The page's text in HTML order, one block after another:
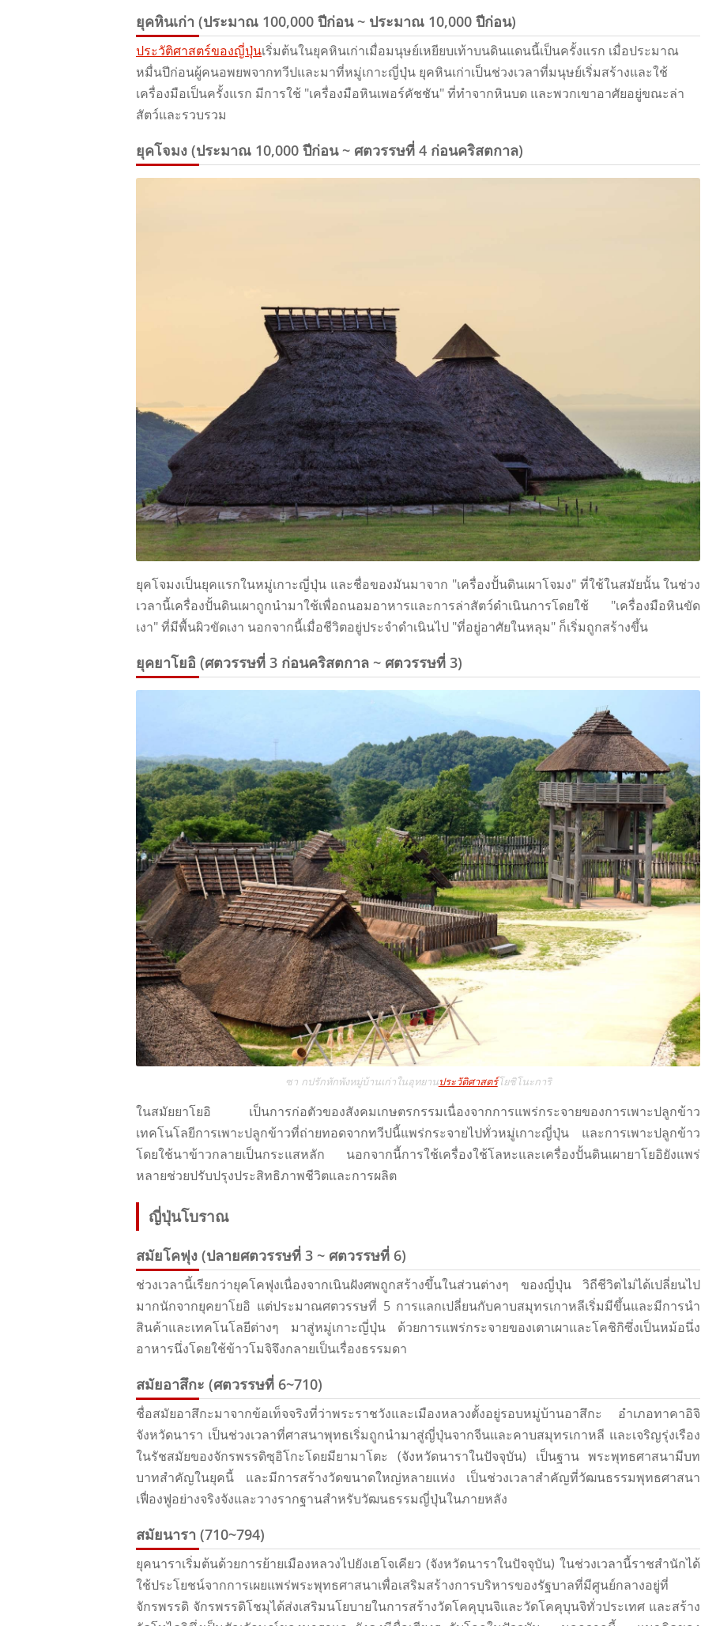
ยุคหินเก่า (ประมาณ 100,000 ปีก่อน ~ ประมาณ 10,000 ปีก่อน)
ประวัติศาสตร์ของญี่ปุ่นเริ่มต้นในยุคหินเก่าเมื่อมนุษย์เหยียบเท้าบนดินแดนนี้เป็นครั้งแรก เมื่อประมาณ
หมื่นปีก่อนผู้คนอพยพจากทวีปและมาที่หมู่เกาะญี่ปุ่น ยุคหินเก่าเป็นช่วงเวลาที่มนุษย์เริ่มสร้างและใช้
เครื่องมือเป็นครั้งแรก มีการใช้ "เครื่องมือหินเพอร์คัชชัน" ที่ทําจากหินบด และพวกเขาอาศัยอยู่ขณะล่า
สัตว์และรวบรวม
ยุคโจมง (ประมาณ 10,000 ปีก่อน ~ ศตวรรษที่ 4 ก่อนคริสตกาล)
ยุคโจมงเป็นยุคแรกในหมู่เกาะญี่ปุ่น และชื่อของมันมาจาก "เครื่องปั้นดินเผาโจมง" ที่ใช้ในสมัยนั้น ในช่วง
เวลานี้เครื่องปั้นดินเผาถูกนํามาใช้เพื่อถนอมอาหารและการล่าสัตว์ดําเนินการโดยใช้ "เครื่องมือหินขัด
เงา" ที่มีพื้นผิวขัดเงา นอกจากนี้เมื่อชีวิตอยู่ประจําดําเนินไป "ที่อยู่อาศัยในหลุม" ก็เริ่มถูกสร้างขึ้น
ยุคยาโยอิ (ศตวรรษที่ 3 ก่อนคริสตกาล ~ ศตวรรษที่ 3)
ซา กปรักหักพังหมู่บ้านเก่าในอุทยานประวัติศาสตร์โยชิโนะการิ
ในสมัยยาโยอิ เป็นการก่อตัวของสังคมเกษตรกรรมเนื่องจากการแพร่กระจายของการเพาะปลูกข้าว
เทคโนโลยีการเพาะปลูกข้าวที่ถ่ายทอดจากทวีปนี้แพร่กระจายไปทั่วหมู่เกาะญี่ปุ่น และการเพาะปลูกข้าว
โดยใช้นาข้าวกลายเป็นกระแสหลัก นอกจากนี้การใช้เครื่องใช้โลหะและเครื่องปั้นดินเผายาโยอิยังแพร่
หลายช่วยปรับปรุงประสิทธิภาพชีวิตและการผลิต
ญี่ปุ่นโบราณ
สมัยโคฟุง (ปลายศตวรรษที่ 3 ~ ศตวรรษที่ 6)
ช่วงเวลานี้เรียกว่ายุคโคฟุงเนื่องจากเนินฝังศพถูกสร้างขึ้นในส่วนต่างๆ ของญี่ปุ่น วิถีชีวิตไม่ได้เปลี่ยนไป
มากนักจากยุคยาโยอิ แต่ประมาณศตวรรษที่ 5 การแลกเปลี่ยนกับคาบสมุทรเกาหลีเริ่มมีขึ้นและมีการนํา
สินค้าและเทคโนโลยีต่างๆ มาสู่หมู่เกาะญี่ปุ่น ด้วยการแพร่กระจายของเตาเผาและโคชิกิซึ่งเป็นหม้อนึ่ง
อาหารนึ่งโดยใช้ข้าวโมจิจึงกลายเป็นเรื่องธรรมดา
สมัยอาสึกะ (ศตวรรษที่ 6~710)
ชื่อสมัยอาสึกะมาจากข้อเท็จจริงที่ว่าพระราชวังและเมืองหลวงตั้งอยู่รอบหมู่บ้านอาสึกะ อําเภอทาคาอิจิ
จังหวัดนารา เป็นช่วงเวลาที่ศาสนาพุทธเริ่มถูกนํามาสู่ญี่ปุ่นจากจีนและคาบสมุทรเกาหลี และเจริญรุ่งเรือง
ในรัชสมัยของจักรพรรดิซุอิโกะโดยมียามาโตะ (จังหวัดนาราในปัจจุบัน) เป็นฐาน พระพุทธศาสนามีบท
บาทสําคัญในยุคนี้ และมีการสร้างวัดขนาดใหญ่หลายแห่ง เป็นช่วงเวลาสําคัญที่วัฒนธรรมพุทธศาสนา
เฟื่องฟูอย่างจริงจังและวางรากฐานสําหรับวัฒนธรรมญี่ปุ่นในภายหลัง
สมัยนารา (710~794)
ยุคนาราเริ่มต้นด้วยการย้ายเมืองหลวงไปยังเฮโจเคียว (จังหวัดนาราในปัจจุบัน) ในช่วงเวลานี้ราชสํานักได้
ใช้ประโยชน์จากการเผยแพร่พระพุทธศาสนาเพื่อเสริมสร้างการบริหารของรัฐบาลที่มีศูนย์กลางอยู่ที่
จักรพรรดิ จักรพรรดิโชมุได้ส่งเสริมนโยบายในการสร้างวัดโคคุบุนจิและวัดโคคุบุนจิทั่วประเทศ และสร้าง